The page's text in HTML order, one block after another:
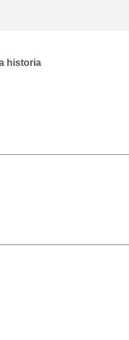
historia